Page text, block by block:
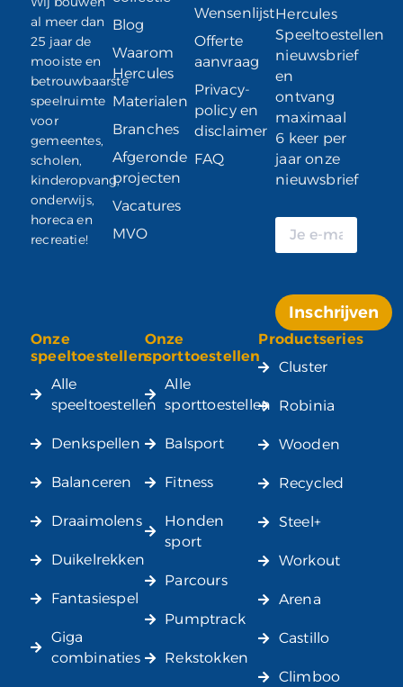
al meer dan
25 jaar de
mooiste en
betrouwbaarste
speelruimte
voor
gemeentes,
scholen,
kinderopvang,
onderwijs,
horeca en
recreatie!
Blog
Waarom
Hercules
Materialen
Branches
Afgeronde
projecten
Vacatures
MVO
Wensenlijst
Offerte
aanvraag
Privacy-
policy en
disclaimer
FAQ
Hercules
Speeltoestellen
nieuwsbrief
en
ontvang
maximaal
6 keer per
jaar onze
nieuwsbrief
Inschrijven
Alternative:
Onze
speeltoestellen
Alle
speeltoestellen
Denkspellen
Balanceren
Draaimolens
Duikelrekken
Fantasiespel
Giga
combinaties
Onze
sporttoestellen
Alle
sporttoestellen
Balsport
Fitness
Honden
sport
Parcours
Pumptrack
Rekstokken
Productseries
Cluster
Robinia
Wooden
Recycled
Steel+
Workout
Arena
Castillo
Climboo